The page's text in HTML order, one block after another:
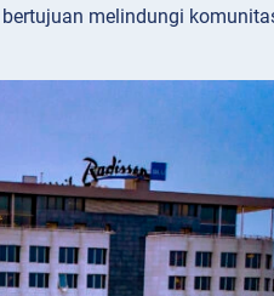
melindungi